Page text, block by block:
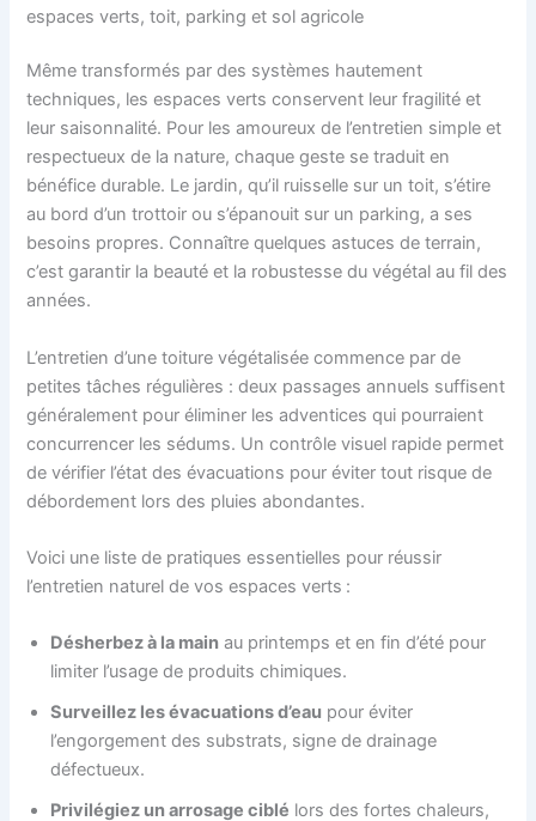
espaces verts, toit, parking et sol agricole
Même transformés par des systèmes hautement
techniques, les espaces verts conservent leur fragilité et
leur saisonnalité. Pour les amoureux de l’entretien simple et
respectueux de la nature, chaque geste se traduit en
bénéfice durable. Le jardin, qu’il ruisselle sur un toit, s’étire
au bord d’un trottoir ou s’épanouit sur un parking, a ses
besoins propres. Connaître quelques astuces de terrain,
c’est garantir la beauté et la robustesse du végétal au fil des
années.
L’entretien d’une toiture végétalisée commence par de
petites tâches régulières : deux passages annuels suffisent
généralement pour éliminer les adventices qui pourraient
concurrencer les sédums. Un contrôle visuel rapide permet
de vérifier l’état des évacuations pour éviter tout risque de
débordement lors des pluies abondantes.
Voici une liste de pratiques essentielles pour réussir
l’entretien naturel de vos espaces verts :
Désherbez à la main au printemps et en fin d’été pour
limiter l’usage de produits chimiques.
Surveillez les évacuations d’eau pour éviter
l’engorgement des substrats, signe de drainage
défectueux.
Privilégiez un arrosage ciblé lors des fortes chaleurs,